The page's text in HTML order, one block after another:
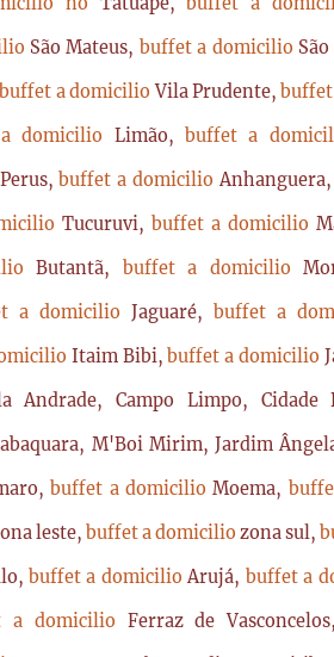
São Mateus, buffet a domicilio
buffet a domicilioVila Prudente,
domicilio Limão,buffet a
Perus,buffet a domicilioAnhanguera,
Tucuruvi, buffet a domicilio
Butantã, buffet a domicilio
a domicilio Jaguaré, buffet a
Itaim Bibi,buffet a domicilio
Andrade, Campo Limpo, Cidade
M'Boi Mirim, Jardim
buffet a domicilioMoema,
leste, buffet a domiciliozona sul,
buffet a domicilioArujá, buffet a
a domicilio Ferraz de